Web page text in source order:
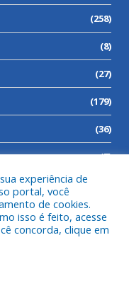
(258)
(8)
(27)
(179)
(36)
(7)
Municipal de Cumaru
experiência de
portal, você
de cookies.
isso é feito, acesse
concorda, clique em